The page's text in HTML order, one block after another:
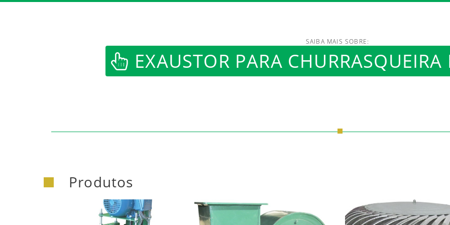
https://www.luftmaxi.com.br/
SAIBA MAIS SOBRE:
EXAUSTOR PARA
Produtos